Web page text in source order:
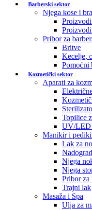
Barberski sektor
Njega kose i
Pribor za
Britve
Kecelje,
Pomoćni
Kozmetički sektor
Aparati za
Topilice
UV/LED
Manikir i
Lak za
Njega
Njega
Pribor
Trajni lak
Masaža i Spa
Ulja za